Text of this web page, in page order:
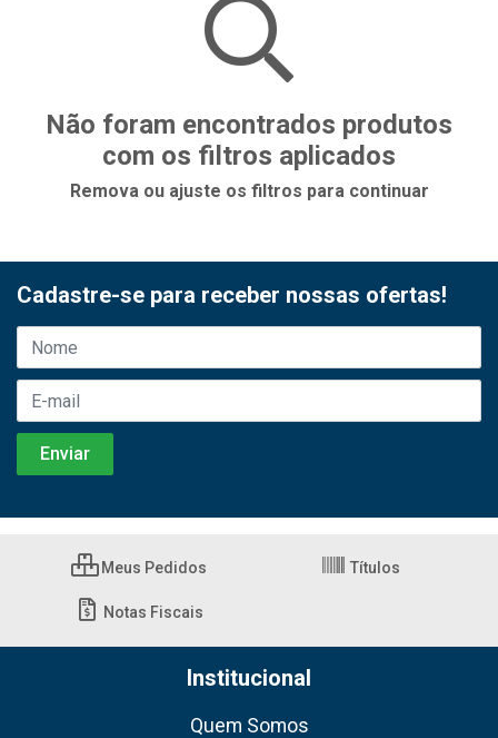
Não foram encontrados produtos
com os filtros aplicados
Remova ou ajuste os filtros para continuar
Cadastre-se para receber nossas ofertas!
Meus Pedidos Títulos
Notas Fiscais
Institucional
Quem Somos